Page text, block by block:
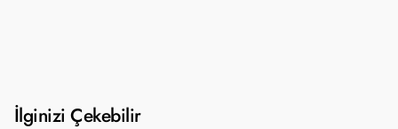
İlginizi Çekebilir